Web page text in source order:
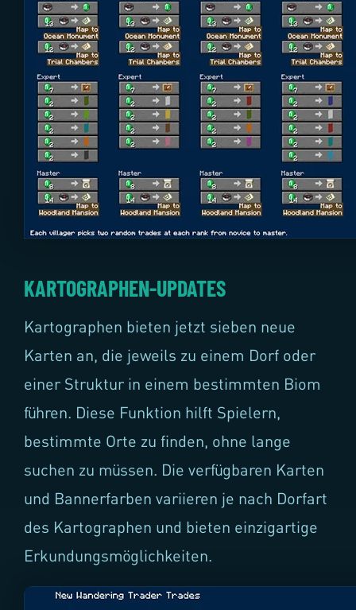
KARTOGRAPHEN-UPDATES
Kartographen bieten jetzt sieben neue
Karten an, die jeweils zu einem Dorf oder
einer Struktur in einem bestimmten Biom
führen. Diese Funktion hilft Spielern,
bestimmte Orte zu finden, ohne lange
suchen zu müssen. Die verfügbaren Karten
und Bannerfarben variieren je nach Dorfart
des Kartographen und bieten einzigartige
Erkundungsmöglichkeiten.